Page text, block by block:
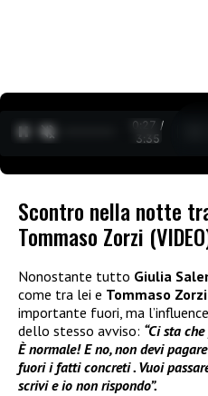
0:27 /
3:35
Scontro nella notte
Tommaso Zorzi
Nonostante tutto Giulia
come tra lei e Tommaso Zorzi
importante fuori, ma
dello stesso avviso: “Ci sta
È normale! E no, non devi
fuori i fatti concreti . Vuoi
scrivi e io non rispondo”.